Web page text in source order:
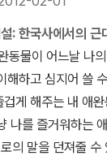
에서 1952년 사
하고자 하는 주지는
중용의 감각이 대
정치철학'을 대표한
의 보수(주의)를 이
적 성격을 띠며, 자
적 근대화의 길을
근대라는 역사적
은 중세에서 근대
대 회의론도 있
제와 국민국가라
적이다. 자본주의
남기지 않을 경우
동하셨나요? (예/
지원하시겠습니
: 한국사에서의 근
물이 어느날 나
해하고 심지어 쓸
게 해주는 내 애완
나를 즐거워하는
의 말을 던져줄 수